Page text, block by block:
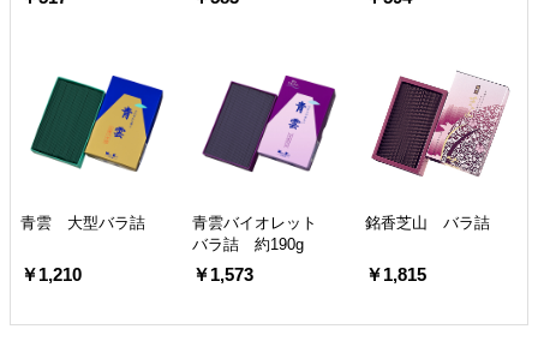
青雲 大型バラ詰
￥1,210
青雲バイオレット
バラ詰 約190g
￥1,573
銘香芝山 バラ詰
￥1,815